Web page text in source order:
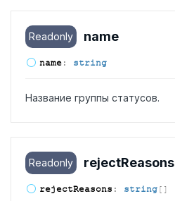
Readonly name
name: string
Название группы статусов.
Readonly rejectReasons
rejectReasons : string[]